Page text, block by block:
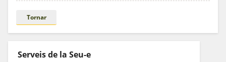
Serveis de la Seu-e
Tornar